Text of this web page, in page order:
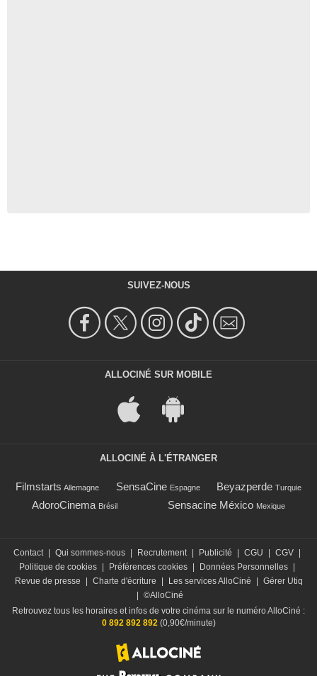
SUIVEZ-NOUS
ALLOCINÉ SUR MOBILE
ALLOCINÉ À L'ÉTRANGER
Filmstarts Allemagne SensaCine Espagne Beyazperde Turquie
AdoroCinema Brésil Sensacine México Mexique
Contact Qui sommes-nous Recrutement Publicité CGU CGV
Politique de cookies
Préférences cookies Données Personnelles
Revue de presse
Charte d'écriture Les services AlloCiné
Gérer Utiq
©AlloCiné
Retrouvez tous les horaires et infos de votre cinéma sur le numéro AlloCiné :
0 892 892 892(0,90€/minute)